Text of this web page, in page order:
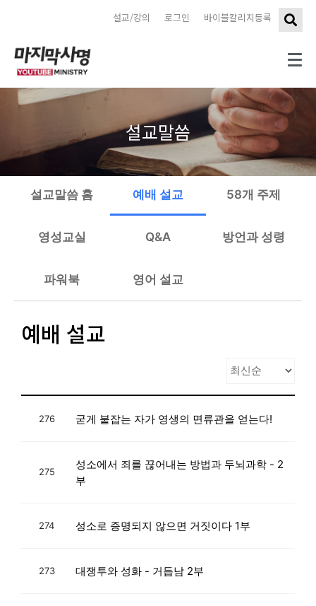
바이블칼리지등록
로그인
설교/강의
설교말씀
설교말씀 홈 예배 설교 58개 주제
영성교실 Q&A 방언과 성령
파워북 영어 설교
예배 설교
276 굳게 붙잡는 자가 영생의 면류관을 얻는다!
275
성소에서 죄를 끊어내는 방법과 두뇌과학 - 2
부
274 성소로 증명되지 않으면 거짓이다 1부
273 대쟁투와 성화 - 거듭남 2부